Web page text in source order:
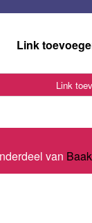
Link
Link
van